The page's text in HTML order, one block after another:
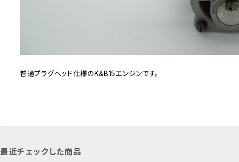
普通プラグヘッド仕様のK&B15エンジンです。
最近チェックした商品